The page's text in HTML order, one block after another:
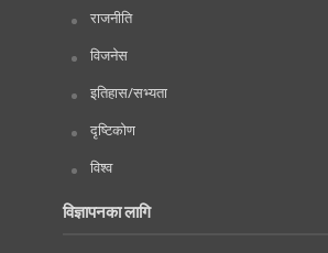
राजनीति
विजनेस
इतिहास/सभ्यता
दृष्टिकोण
विश्व
विज्ञापनका लागि